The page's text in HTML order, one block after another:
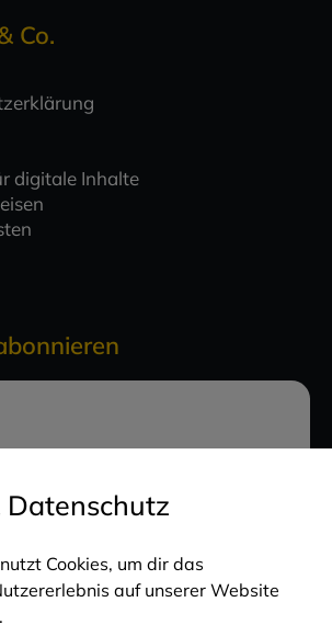
Co.
digitale Inhalte
ich die
Datenschutz
Cookies, um dir das
auf unserer Website